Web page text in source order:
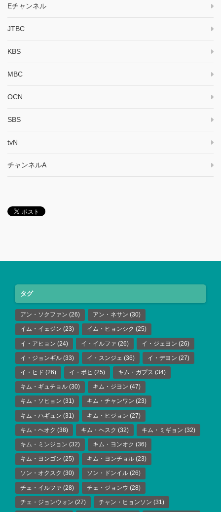
Eチャンネル
JTBC
KBS
MBC
OCN
SBS
tvN
チャンネルA
タグ
アン・ソクファン (26) アン・ネサン (30)
イム・イェジン (23) イム・ヒョンシク (25)
イ・アヒョン (24) イ・イルファ (26) イ・ジェヨン (26)
イ・ジョンギル (33) イ・スンジェ (36) イ・デヨン (27)
イ・ヒド (26) イ・ボヒ (25) キム・ガプス (34)
キム・ギュチョル (30) キム・ジヨン (47)
キム・ソヒョン (31) キム・チャンワン (23)
キム・ハギュン (31) キム・ヒジョン (27)
キム・ヘオク (38) キム・ヘスク (32) キム・ミギョン (32)
キム・ミンジョン (32) キム・ヨンオク (36)
キム・ヨンゴン (25) キム・ヨンチョル (23)
ソン・オクスク (30) ソン・ドンイル (26)
チェ・イルファ (28) チェ・ジョンウ (28)
チェ・ジョンウォン (27) チャン・ヒョンソン (31)